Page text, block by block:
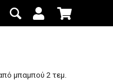
μπαμπού 2 τεμ.